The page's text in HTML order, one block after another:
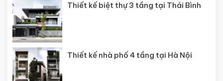
Thiết kế biệt thự 3 tầng tại Thái Bình
Thiết kế nhà phố 4 tầng tại Hà Nội